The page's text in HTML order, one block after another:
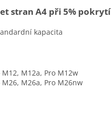
stran A4 při 5% pokrytí
kapacita
M12a, Pro M12w
M26a, Pro M26nw